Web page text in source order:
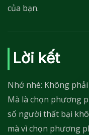
của bạn.
Lời kết
Nhớ nhé: Không
Mà là chọn phương
số người thất bại
mà vì chọn phương